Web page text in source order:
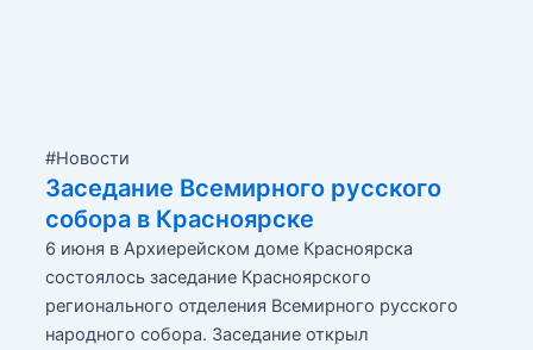
#Новости
Заседание Всемирного русского
собора в Красноярске
6 июня в Архиерейском доме Красноярска
состоялось заседание Красноярского
регионального отделения Всемирного русского
народного собора. Заседание открыл